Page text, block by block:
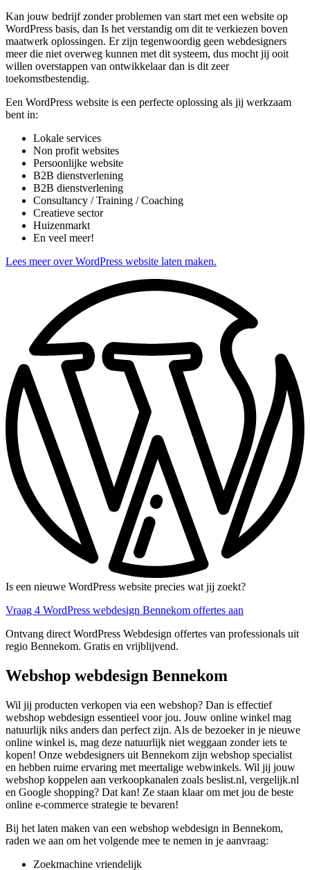
Kan jouw bedrijf zonder problemen van start met een website op
WordPress basis, dan Is het verstandig om dit te verkiezen boven
maatwerk oplossingen. Er zijn tegenwoordig geen webdesigners
meer die niet overweg kunnen met dit systeem, dus mocht jij ooit
willen overstappen van ontwikkelaar dan is dit zeer
toekomstbestendig.
Een WordPress website is een perfecte oplossing als jij werkzaam
bent in:
Lokale services
Non profit websites
Persoonlijke website
B2B dienstverlening
B2B dienstverlening
Consultancy / Training / Coaching
Creatieve sector
Huizenmarkt
En veel meer!
Lees meer over WordPress website laten maken.
Is een nieuwe WordPress website precies wat jij zoekt?
Vraag 4 WordPress webdesign Bennekom offertes aan
Ontvang direct WordPress Webdesign offertes van professionals uit
regio Bennekom. Gratis en vrijblijvend.
Webshop webdesign Bennekom
Wil jij producten verkopen via een webshop? Dan is effectief
webshop webdesign essentieel voor jou. Jouw online winkel mag
natuurlijk niks anders dan perfect zijn. Als de bezoeker in je nieuwe
online winkel is, mag deze natuurlijk niet weggaan zonder iets te
kopen! Onze webdesigners uit Bennekom zijn webshop specialist
en hebben ruime ervaring met meertalige webwinkels. Wil jij jouw
webshop koppelen aan verkoopkanalen zoals beslist.nl, vergelijk.nl
en Google shopping? Dat kan! Ze staan klaar om met jou de beste
online e-commerce strategie te bevaren!
Bij het laten maken van een webshop webdesign in Bennekom,
raden we aan om het volgende mee te nemen in je aanvraag:
Zoekmachine vriendelijk